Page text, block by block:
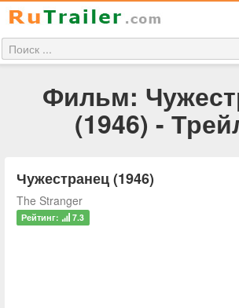
Фильм:
(1946) -
Чужестранец (1946)
The Stranger
Рейтинг: 7.3